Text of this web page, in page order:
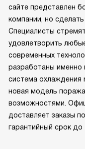
сайте представлен
компании, но
Специалисты
удовлетворить
современных
разработаны именно
система охлаждения
новая модель
возможностями.
доставляет заказы
гарантийный срок до